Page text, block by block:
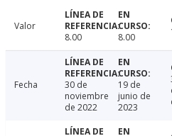
Valor
8.00
8.00
Fecha
30 de
noviembre
de 2022
19 de
junio de
2023